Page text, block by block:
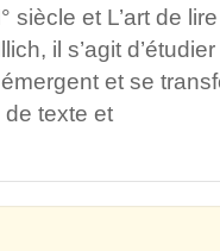
siècle et L’art de
il s’agit
et se
texte et